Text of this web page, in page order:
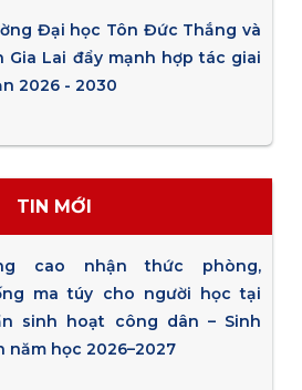
Đại học Tôn Đức Thắng và
Gia Lai đẩy mạnh hợp tác giai
2026 - 2030
TIN MỚI
cao nhận thức phòng,
ma túy cho người học tại
sinh hoạt công dân – Sinh
năm học 2026–2027